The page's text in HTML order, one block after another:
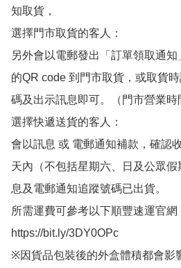
知取貨，
選擇門市取貨的客人：
另外會以電郵發出「訂單領取通
的QR code 到門市取貨，或取貨
碼及出示訊息即可。（門市營業時
選擇快遞送貨的客人：
會以訊息 或 電郵通知補款，確認
天內（不包括星期六、日及公眾
息及電郵通知追蹤號碼已出貨。
所需運費可參考以下順豐速運官網
https://bit.ly/3DY0OPc
※因貨品包裝後的外盒體積都會影